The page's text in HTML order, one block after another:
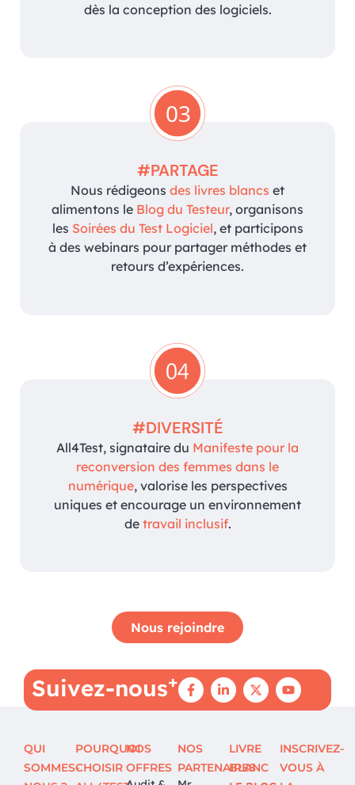
dès la conception des logiciels.
03
#PARTAGE
Nous rédigeons des livres blancs et
alimentons le Blog du Testeur, organisons
les Soirées du Test Logiciel, et participons
à des webinars pour partager méthodes et
retours d’expériences.
#DIVERSITÉ
All4Test, signataire du Manifeste pour la
reconversion des femmes dans le
numérique, valorise les perspectives
uniques et encourage un environnement
de travail inclusif.
Nous rejoindre
Suivez-nous+
QUI
SOMMES-
POURQUOI
CHOISIR
NOS
OFFRES
NOS
PARTENAIRES
LIVRE
BLANC
INSCRIVEZ-
VOUS À